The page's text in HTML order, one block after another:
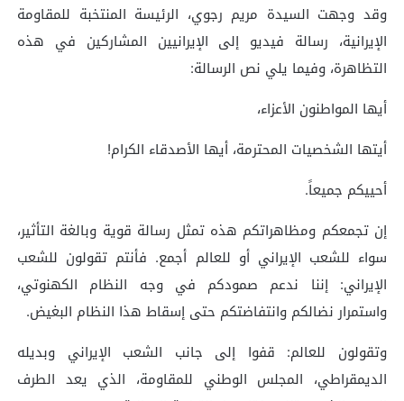
وقد وجهت السيدة مريم رجوي، الرئيسة المنتخبة للمقاومة
الإيرانية، رسالة فيديو إلى الإيرانيين المشاركين في هذه
التظاهرة، وفيما يلي نص الرسالة:
أيها المواطنون الأعزاء،
أيتها الشخصيات المحترمة، أيها الأصدقاء الكرام!
أحييكم جميعاً.
إن تجمعكم ومظاهراتكم هذه تمثل رسالة قوية وبالغة التأثير،
سواء للشعب الإيراني أو للعالم أجمع. فأنتم تقولون للشعب
الإيراني: إننا ندعم صمودكم في وجه النظام الكهنوتي،
واستمرار نضالكم وانتفاضتكم حتى إسقاط هذا النظام البغيض.
وتقولون للعالم: قفوا إلى جانب الشعب الإيراني وبديله
الديمقراطي، المجلس الوطني للمقاومة، الذي يعد الطرف